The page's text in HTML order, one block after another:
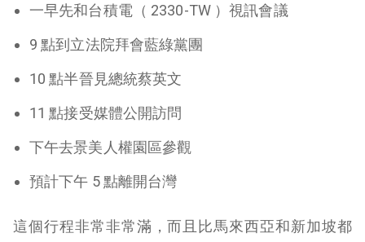
一早先和台積電（ 2330-TW ）視訊會議
9 點到立法院拜會藍綠黨團
10 點半晉見總統蔡英文
11 點接受媒體公開訪問
下午去景美人權園區參觀
預計下午 5 點離開台灣
這個行程非常非常滿，而且比馬來西亞和新加坡都